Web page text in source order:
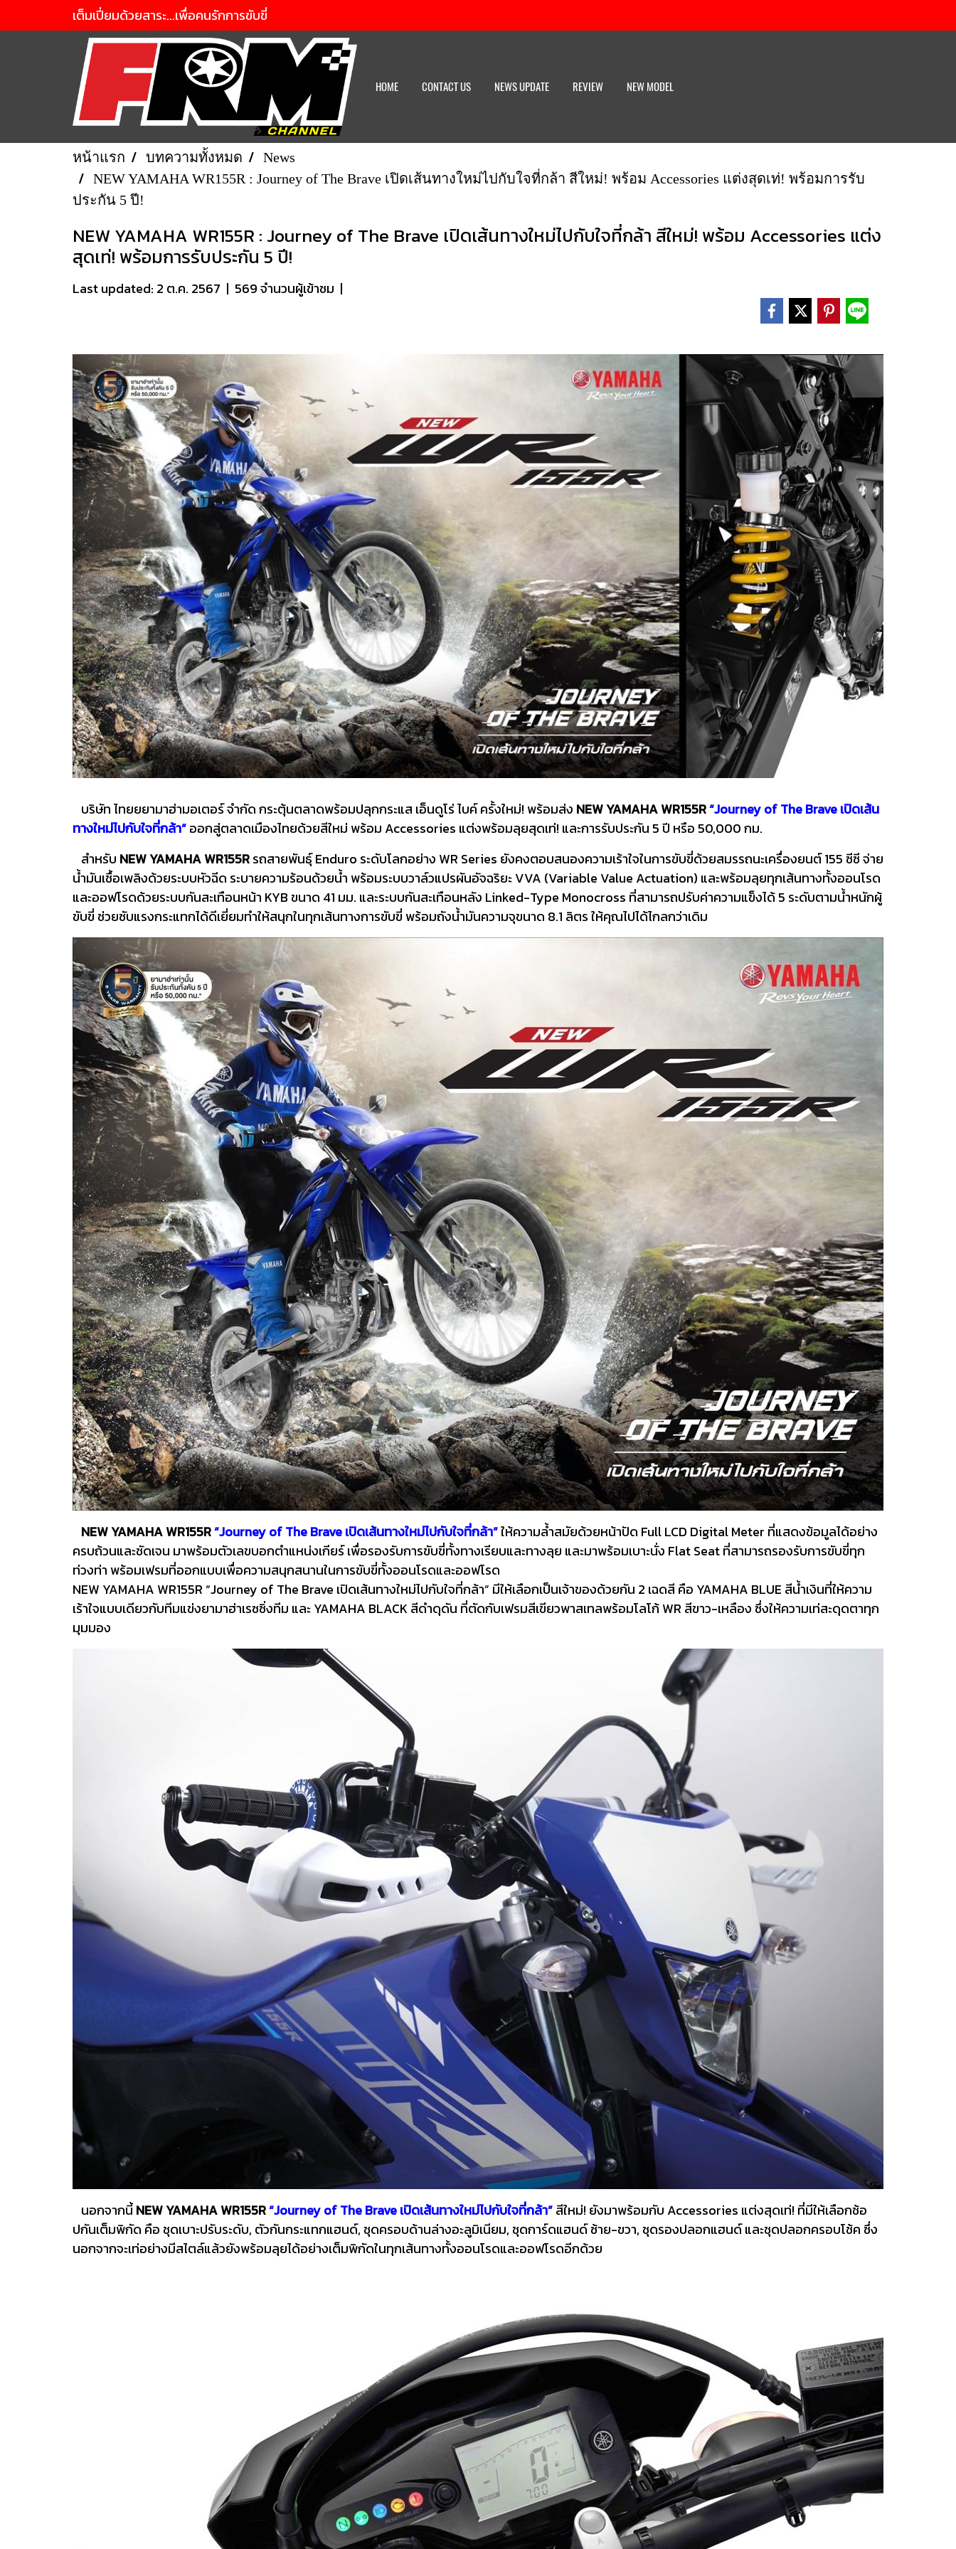
เต็มเปี่ยมด้วยสาระ...เพื่อคนรักการขับขี่
HOME CONTACT US NEWS UPDATE REVIEW NEW MODEL
หน้าแรก บทความทั้งหมด
News
NEW YAMAHA WR155R : Journey of The Brave เปิดเส้นทางใหม่ไปกับใจที่กล้า สีใหม่! พร้อม Accessories แต่งสุดเท่! พร้อมการรับ
ประกัน 5 ปี!
NEW YAMAHA WR155R : Journey of The Brave เปิดเส้นทางใหม่ไปกับใจที่กล้า สีใหม่! พร้อม Accessories แต่ง
สุดเท่! พร้อมการรับประกัน 5 ปี!
Last updated: 2 ต.ค. 2567 | 569 จำนวนผู้เข้าชม |
บริษัท ไทยยยามาฮ่ามอเตอร์ จำกัด กระตุ้นตลาดพร้อมปลุกกระแส เอ็นดูโร่ ไบค์ ครั้งใหม่! พร้อมส่ง NEW YAMAHA WR155R“Journey of The Brave เปิดเส้น
ทางใหม่ไปกับใจที่กล้า”ออกสู่ตลาดเมืองไทยด้วยสีใหม่ พร้อม Accessories แต่งพร้อมลุยสุดเท่! และการรับประกัน 5 ปี หรือ 50,000 กม.
สำหรับ NEW YAMAHA WR155Rรถสายพันธุ์ Enduro ระดับโลกอย่าง WR Series ยังคงตอบสนองความเร้าใจในการขับขี่ด้วยสมรรถนะเครื่องยนต์ 155 ซีซี จ่าย
น้ำมันเชื้อเพลิงด้วยระบบหัวฉีด ระบายความร้อนด้วยน้ำ พร้อมระบบวาล์วแปรผันอัจฉริยะ VVA (Variable Value Actuation) และพร้อมลุยทุกเส้นทางทั้งออนโรด
และออฟโรดด้วยระบบกันสะเทือนหน้า KYB ขนาด 41 มม. และระบบกันสะเทือนหลัง Linked-Type Monocross ที่สามารถปรับค่าความแข็งได้ 5 ระดับตามน้ำหนักผู้
ขับขี่ ช่วยซับแรงกระแทกได้ดีเยี่ยมทำให้สนุกในทุกเส้นทางการขับขี่ พร้อมถังน้ำมันความจุขนาด 8.1 ลิตร ให้คุณไปได้ไกลกว่าเดิม
NEW YAMAHA WR155R“Journey of The Brave เปิดเส้นทางใหม่ไปกับใจที่กล้า”ให้ความล้ำสมัยด้วยหน้าปัด Full LCD Digital Meter ที่แสดงข้อมูลได้อย่าง
ครบถ้วนและชัดเจน มาพร้อมตัวเลขบอกตำแหน่งเกียร์ เพื่อรองรับการขับขี่ทั้งทางเรียบและทางลุย และมาพร้อมเบาะนั่ง Flat Seat ที่สามารถรองรับการขับขี่ทุก
ท่วงท่า พร้อมเฟรมที่ออกแบบเพื่อความสนุกสนานในการขับขี่ทั้งออนโรดและออฟโรด
NEW YAMAHA WR155R “Journey of The Brave เปิดเส้นทางใหม่ไปกับใจที่กล้า” มีให้เลือกเป็นเจ้าของด้วยกัน 2 เฉดสี คือ YAMAHA BLUE สีน้ำเงินที่ให้ความ
เร้าใจแบบเดียวกับทีมแข่งยามาฮ่าเรซซิ่งทีม และ YAMAHA BLACK สีดำดุดัน ที่ตัดกับเฟรมสีเขียวพาสเทลพร้อมโลโก้ WR สีขาว-เหลือง ซึ่งให้ความเท่สะดุดตาทุก
มุมมอง
นอกจากนี้NEW YAMAHA WR155R“Journey of The Brave เปิดเส้นทางใหม่ไปกับใจที่กล้า”สีใหม่! ยังมาพร้อมกับ Accessories แต่งสุดเท่! ที่มีให้เลือกช้อ
ปกันเต็มพิกัด คือ ชุดเบาะปรับระดับ, ตัวกันกระแทกแฮนด์, ชุดครอบด้านล่างอะลูมิเนียม, ชุดการ์ดแฮนด์ ซ้าย-ขวา, ชุดรองปลอกแฮนด์ และชุดปลอกครอบโช้ค ซึ่ง
นอกจากจะเท่อย่างมีสไตล์แล้วยังพร้อมลุยได้อย่างเต็มพิกัดในทุกเส้นทางทั้งออนโรดและออฟโรดอีกด้วย